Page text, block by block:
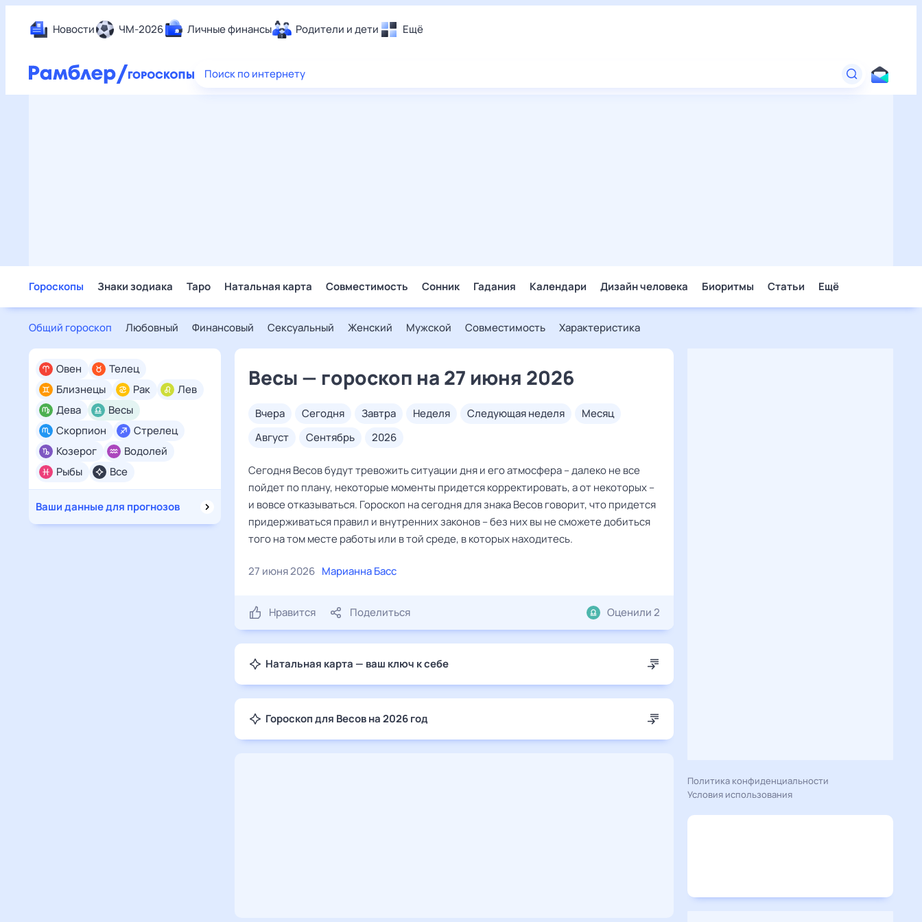
Новости ЧМ-2026 Личные финансы Родители и дети Ещё
Еда
Поиск по интернету
Гороскопы Знаки зодиака Таро Натальная карта Совместимость Сонник Гадания Календари Дизайн человека Биоритмы Статьи Ещё
Общий гороскоп Любовный Финансовый Сексуальный Женский Мужской Совместимость Характеристика
Все
Овен
Телец
Близнецы
Рак
Лев
Дева
Весы
Скорпион
Стрелец
Козерог
Водолей
Рыбы
Ваши данные для прогнозов
Весы — гороскоп на 27 июня 2026
вчера сегодня завтра неделя следующая неделя
месяц
август
сентябрь 2026
Сегодня Весов будут тревожить ситуации дня и его атмосфера – далеко не все
пойдет по плану, некоторые моменты придется корректировать, а от некоторых –
и вовсе отказываться. Гороскоп на сегодня для знака Весов говорит, что придется
придерживаться правил и внутренних законов – без них вы не сможете добиться
того на том месте работы или в той среде, в которых находитесь.
27 июня 2026 Марианна Басс
Нравится Поделиться Оценили 2
Натальная карта — ваш ключ к себе
Гороскоп для Весов на 2026 год
Политика конфиденциальности
Условия использования